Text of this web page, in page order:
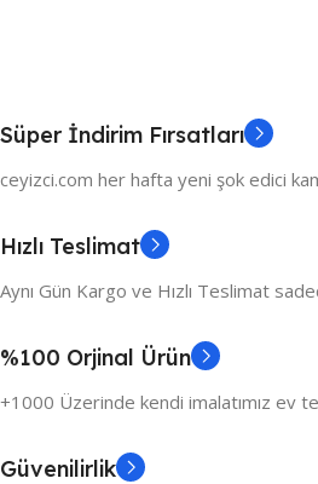
Süper İndirim Fırsatları
ceyizci.com her hafta yeni şok edici
Hızlı Teslimat
Aynı Gün Kargo ve Hızlı Teslimat
%100 Orjinal Ürün
+1000 Üzerinde kendi imalatımız ev
Güvenilirlik